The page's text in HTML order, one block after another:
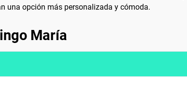
una opción más personalizada y cómoda.
María